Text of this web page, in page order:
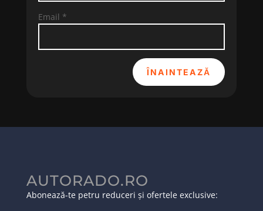
Email *
ÎNAINTEAZĂ
AUTORADO.RO
Abonează-te petru reduceri și ofertele exclusive: